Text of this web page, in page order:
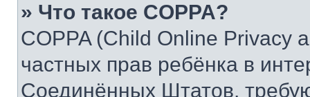
» Что такое COPPA?
COPPA (Child Online Privacy
частных прав ребёнка в
Соединённых Штатов,